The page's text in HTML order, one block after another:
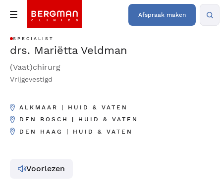
Afspraak maken
SPECIALIST
drs. Mariëtta Veldman
(Vaat)chirurg
Vrijgevestigd
ALKMAAR | HUID & VATEN
DEN BOSCH | HUID & VATEN
DEN HAAG | HUID & VATEN
Voorlezen